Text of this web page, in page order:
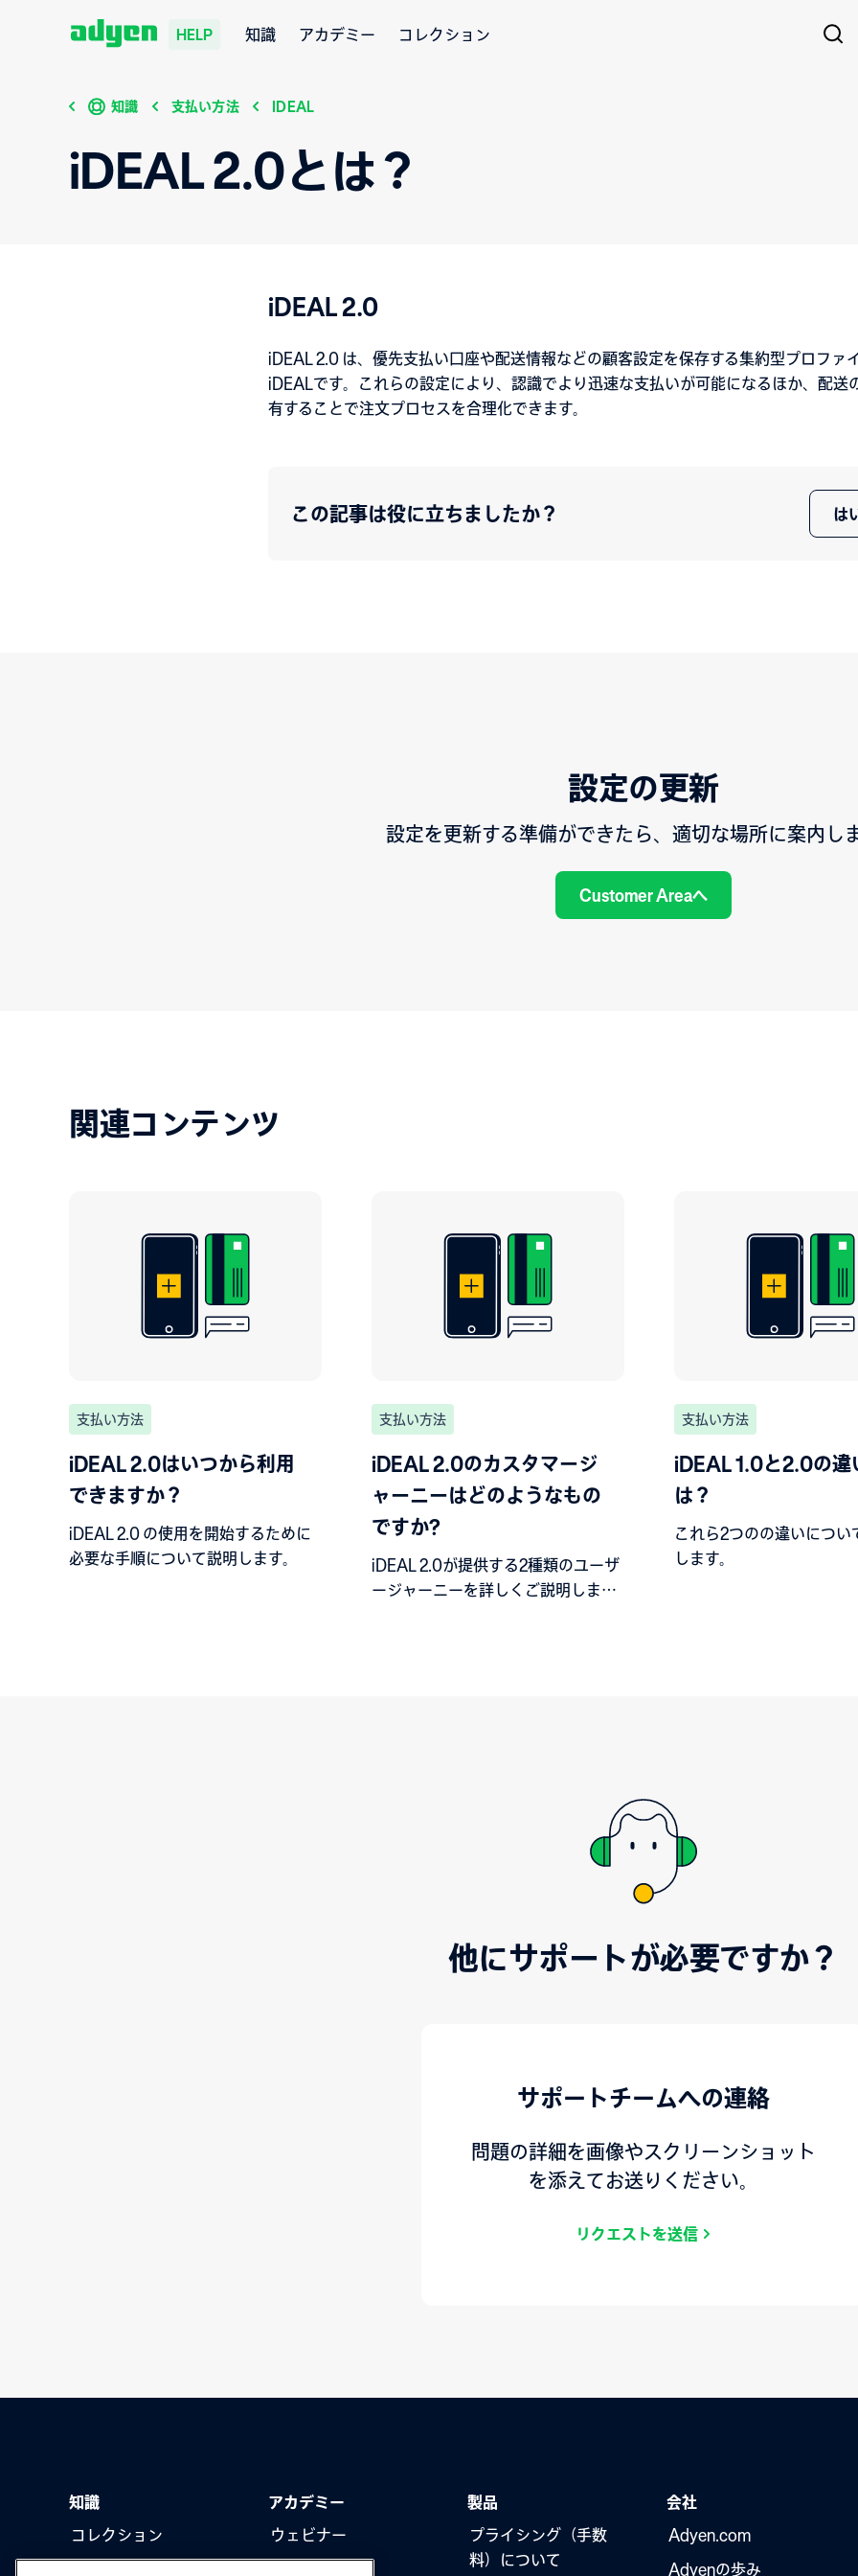
HELP 知識 アカデミー コレクション
知識 支払い方法 IDEAL
iDEAL 2.0とは？
iDEAL 2.0
iDEAL 2.0 は、優先支払い口座や配送情報などの顧客設定を保存する集約型プロファ
iDEALです。これらの設定により、認識でより迅速な支払いが可能になるほか、配送
有することで注文プロセスを合理化できます。
この記事は役に立ちましたか？ は
設定の更新
設定を更新する準備ができたら、適切な場所に案内しま
Customer Areaへ
関連コンテンツ
支払い方法
iDEAL 2.0はいつから利用
できますか？
iDEAL 2.0 の使用を開始するために
必要な手順について説明します。
支払い方法
iDEAL 2.0のカスタマージ
ャーニーはどのようなもの
ですか?
iDEAL 2.0が提供する2種類のユーザ
ージャーニーを詳しくご説明しま
支払い方法
iDEAL 1.0と2.0の違
は？
これら2つのの違いについ
します。
他にサポートが必要ですか？
サポートチームへの連絡
問題の詳細を画像やスクリーンショット
を添えてお送りください。
リクエストを送信
知識
コレクション
アカデミー
ウェビナー
製品
プライシング（手数
料）について
会社
Adyen.com
Adyenの歩み